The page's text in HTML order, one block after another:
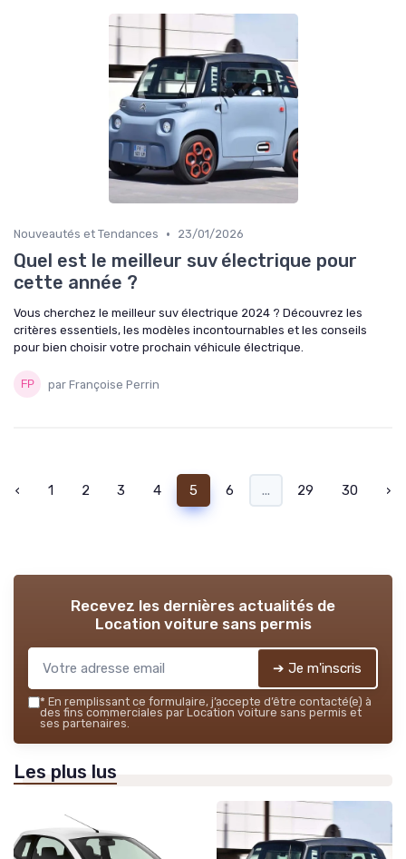
Nouveautés et Tendances • 23/01/2026
Quel est le meilleur suv électrique pour
cette année ?
Vous cherchez le meilleur suv électrique 2024 ? Découvrez les
critères essentiels, les modèles incontournables et les conseils
pour bien choisir votre prochain véhicule électrique.
par Françoise Perrin
‹ 1 2 3 4 5 6 ... 29 30 ›
Recevez les dernières actualités de
Location voiture sans permis
➔ Je m'inscris
* En remplissant ce formulaire, j’accepte d’être contacté(e) à
des fins commerciales par Location voiture sans permis et
ses partenaires.
Les plus lus